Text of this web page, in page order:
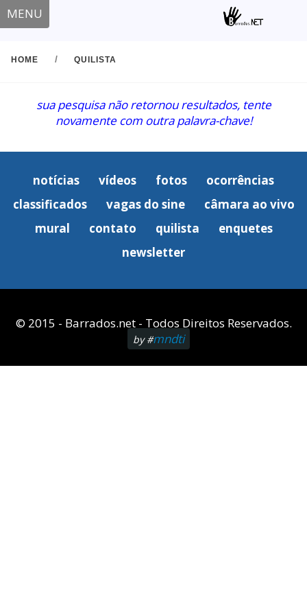
MENU
HOME / QUILISTA
sua pesquisa não retornou resultados, tente
novamente com outra palavra-chave!
notícias vídeos fotos
ocorrências
classificados
vagas do sine
câmara ao vivo
mural
contato quilista
enquetes
newsletter
© 2015 - Barrados.net - Todos Direitos Reservados.
by #mndti